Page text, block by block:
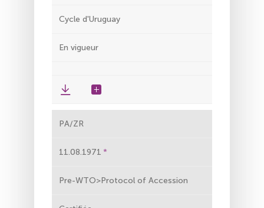
Cycle d'Uruguay
En vigueur
PA/ZR
11.08.1971
Pre-WTO>Protocol of Accession